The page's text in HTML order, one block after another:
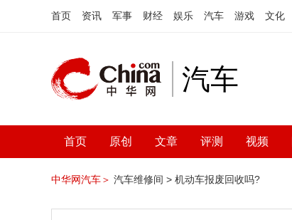
首页 资讯 军事 财经 娱乐 汽车 游戏 文化
汽车
首页 原创 文章 评测 视频
中华网汽车＞ 汽车维修间 > 机动车报废回收吗?